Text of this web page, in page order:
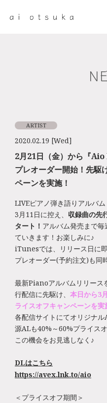
2020.02.19 [Wed]
ARTIST
2月21日（金）から『
プレオーダー開始！先駆
ペーンを実施！
LIVEピアノ弾き語りアルバ
3月11日に控え、 収録曲の先
タート！ アルバム発売まで
ていきます！お楽しみに♪
iTunesでは、リリース日に
プレオーダー(予約注文)も同
最新Pianoアルバムリリース
行配信に先駆け、 本日から3
ライスオフキャンペーンを実
各配信サイトにてオリジナ
源ALも40%～60%プライス
この機会をお見逃しなく♪
DLはこちら
https://avex.lnk.to/aio
＜プライスオフ期間＞